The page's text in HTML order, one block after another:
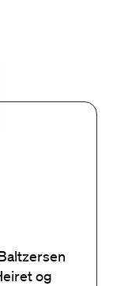
og